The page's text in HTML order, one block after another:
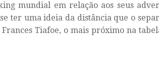
mundial em relação aos seus
ter uma ideia da distância que o
Tiafoe, o mais próximo na